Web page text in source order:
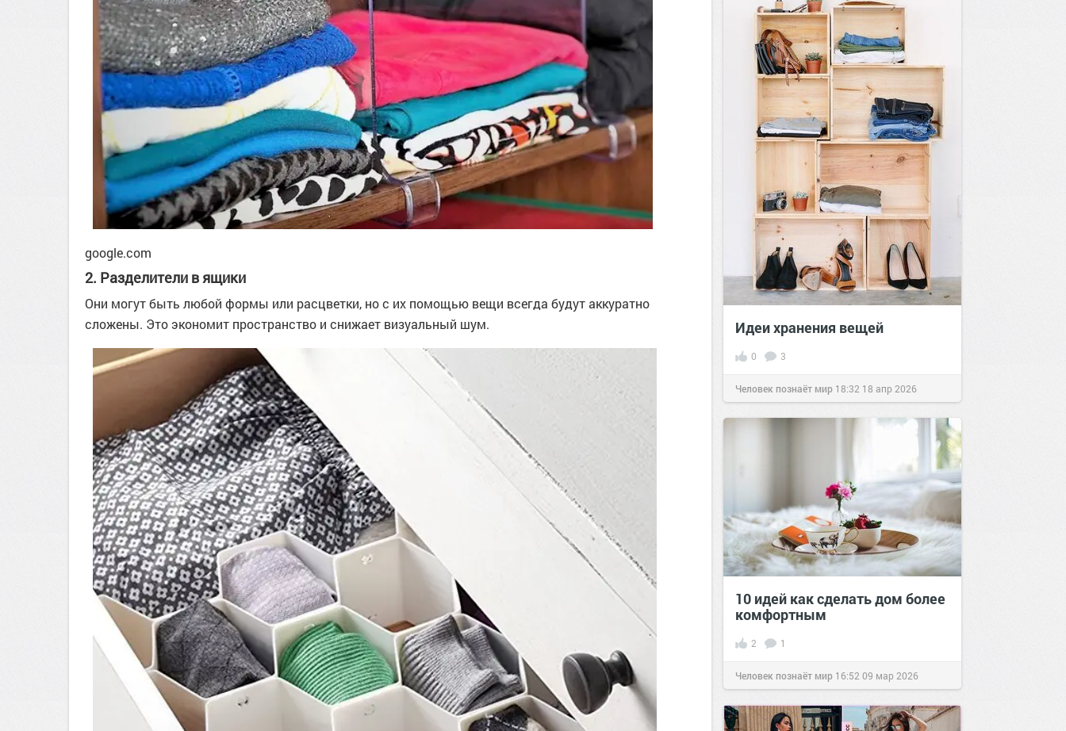
google.com
2. Разделители в ящики
Они могут быть любой формы или расцветки, но с их помощью вещи всегда будут аккуратно
сложены. Это экономит пространство и снижает визуальный шум.
Идеи хранения вещей
0 3
Человек познаёт мир 18:32 18 апр 2026
10 идей как сделать дом более
комфортным
2 1
Человек познаёт мир 16:52 09 мар 2026